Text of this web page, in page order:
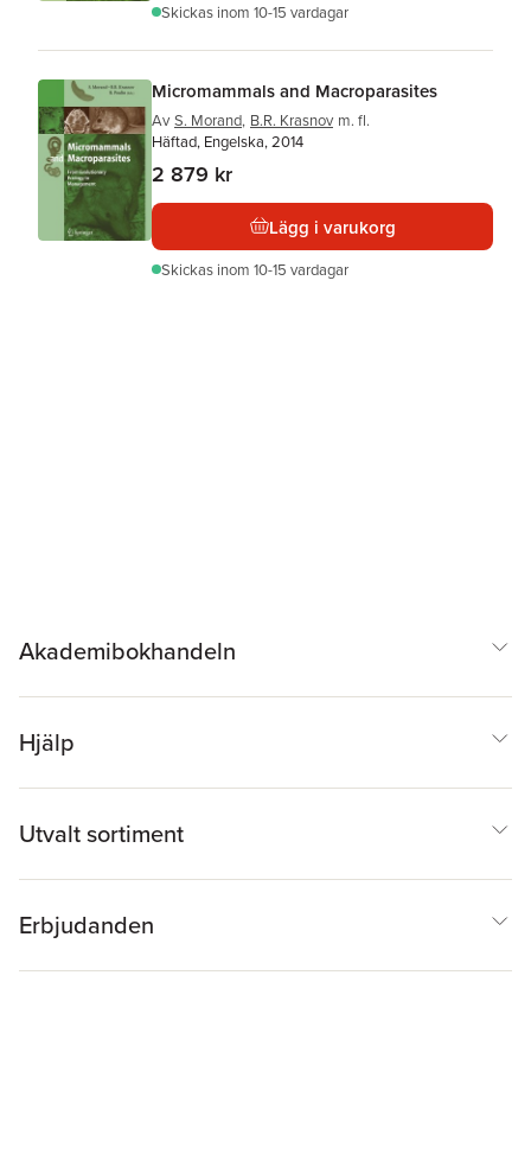
Skickas inom 10-15 vardagar
Micromammals and Macroparasites
Av S. Morand, B.R. Krasnov m. fl.
Häftad, Engelska, 2014
2 879 kr
Lägg i varukorg
Skickas inom 10-15 vardagar
Akademibokhandeln
Hjälp
Utvalt sortiment
Erbjudanden